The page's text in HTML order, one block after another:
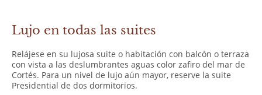
Lujo en todas las suites
Relájese en su lujosa suite o habitación con balcón o terraza
con vista a las deslumbrantes aguas color zafiro del mar de
Cortés. Para un nivel de lujo aún mayor, reserve la suite
Presidential de dos dormitorios.